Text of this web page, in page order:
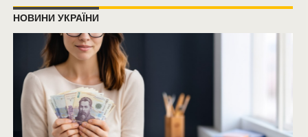
НОВИНИ УКРАЇНИ